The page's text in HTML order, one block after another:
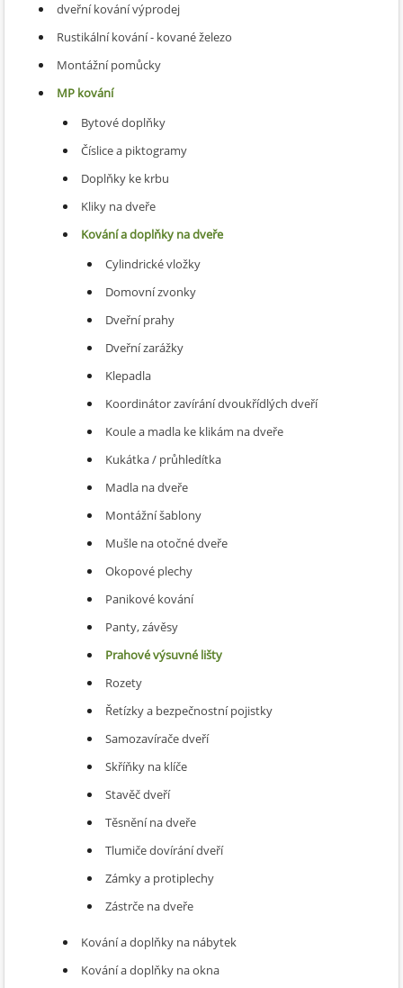
dveřní kování výprodej
Rustikální kování - kované železo
Montážní pomůcky
MP kování
Bytové doplňky
Číslice a piktogramy
Doplňky ke krbu
Kliky na dveře
Kování a doplňky na dveře
Cylindrické vložky
Domovní zvonky
Dveřní prahy
Dveřní zarážky
Klepadla
Koordinátor zavírání dvoukřídlých dveří
Koule a madla ke klikám na dveře
Kukátka / průhledítka
Madla na dveře
Montážní šablony
Mušle na otočné dveře
Okopové plechy
Panikové kování
Panty, závěsy
Prahové výsuvné lišty
Rozety
Řetízky a bezpečnostní pojistky
Samozavírače dveří
Skříňky na klíče
Stavěč dveří
Těsnění na dveře
Tlumiče dovírání dveří
Zámky a protiplechy
Zástrče na dveře
Kování a doplňky na nábytek
Kování a doplňky na okna